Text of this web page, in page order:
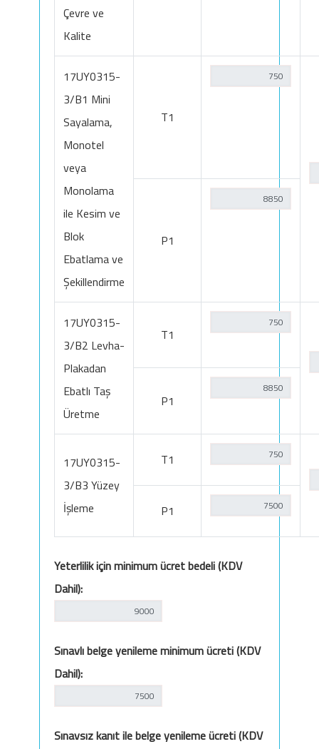
Çevre ve
Kalite
17UY0315-
3/B1 Mini
Sayalama,
Monotel
veya
Monolama
ile Kesim ve
Blok
Ebatlama ve
Şekillendirme
T1
P1
17UY0315-
3/B2 Levha-
Plakadan
Ebatlı Taş
Üretme
T1
P1
17UY0315-
3/B3 Yüzey
İşleme
T1
P1
Yeterlilik için minimum ücret bedeli (KDV
Dahil):
Sınavlı belge yenileme minimum ücreti (KDV
Dahil):
Sınavsız kanıt ile belge yenileme ücreti (KDV